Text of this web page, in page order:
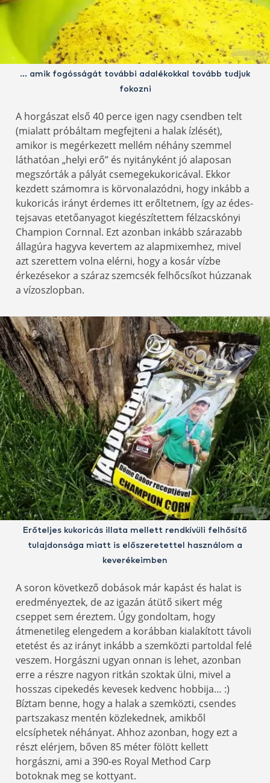
… amik fogósságát további adalékokkal tovább tudjuk
fokozni
A horgászat első 40 perce igen nagy csendben telt
(mialatt próbáltam megfejteni a halak ízlését),
amikor is megérkezett mellém néhány szemmel
láthatóan „helyi erő” és nyitányként jó alaposan
megszórták a pályát csemegekukoricával. Ekkor
kezdett számomra is körvonalazódni, hogy inkább a
kukoricás irányt érdemes itt erőltetnem, így az édes-
tejsavas etetőanyagot kiegészítettem félzacskónyi
Champion Cornnal. Ezt azonban inkább szárazabb
állagúra hagyva kevertem az alapmixemhez, mivel
azt szerettem volna elérni, hogy a kosár vízbe
érkezésekor a száraz szemcsék felhőcsíkot húzzanak
a vízoszlopban.
Erőteljes kukoricás illata mellett rendkívüli felhősítő
tulajdonsága miatt is előszeretettel használom a
keverékeimben
A soron következő dobások már kapást és halat is
eredményeztek, de az igazán átütő sikert még
cseppet sem éreztem. Úgy gondoltam, hogy
átmenetileg elengedem a korábban kialakított távoli
etetést és az irányt inkább a szemközti partoldal felé
veszem. Horgászni ugyan onnan is lehet, azonban
erre a részre nagyon ritkán szoktak ülni, mivel a
hosszas cipekedés kevesek kedvenc hobbija… :)
Bíztam benne, hogy a halak a szemközti, csendes
partszakasz mentén közlekednek, amikből
elcsíphetek néhányat. Ahhoz azonban, hogy ezt a
részt elérjem, bőven 85 méter fölött kellett
horgászni, ami a 390-es Royal Method Carp
botoknak meg se kottyant.